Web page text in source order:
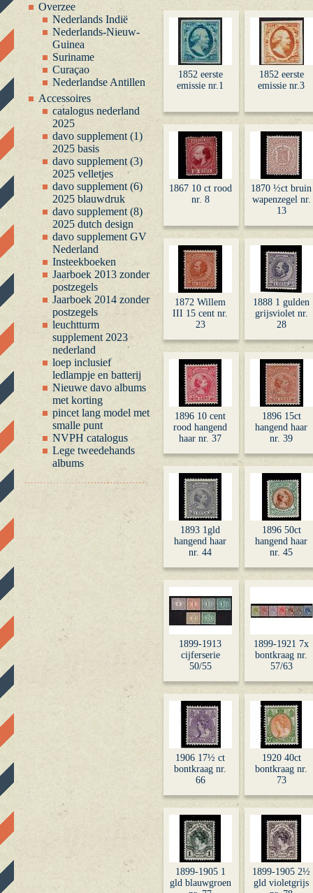
Overzee
Nederlands Indië
Nederlands-Nieuw-
Guinea
Suriname
Curaçao
Nederlandse Antillen
Accessoires
catalogus nederland
2025
davo supplement (1)
2025 basis
davo supplement (3)
2025 velletjes
davo supplement (6)
2025 blauwdruk
davo supplement (8)
2025 dutch design
davo supplement GV
Nederland
Insteekboeken
Jaarboek 2013 zonder
postzegels
Jaarboek 2014 zonder
postzegels
leuchtturm
supplement 2023
nederland
loep inclusief
ledlampje en batterij
Nieuwe davo albums
met korting
pincet lang model met
smalle punt
NVPH catalogus
Lege tweedehands
albums
1852 eerste
emissie nr.1
1852 eerste
emissie nr.3
1867 10 ct rood
nr. 8
1870 ½ct bruin
wapenzegel nr.
13
1872 Willem
III 15 cent nr.
23
1888 1 gulden
grijsviolet nr.
28
1896 10 cent
rood hangend
haar nr. 37
1896 15ct
hangend haar
nr. 39
1893 1gld
hangend haar
nr. 44
1896 50ct
hangend haar
nr. 45
1899-1913
cijferserie
50/55
1899-1921 7x
bontkraag nr.
57/63
1906 17½ ct
bontkraag nr.
66
1920 40ct
bontkraag nr.
73
1899-1905 1
gld blauwgroen
1899-1905 2½
gld violetgrijs